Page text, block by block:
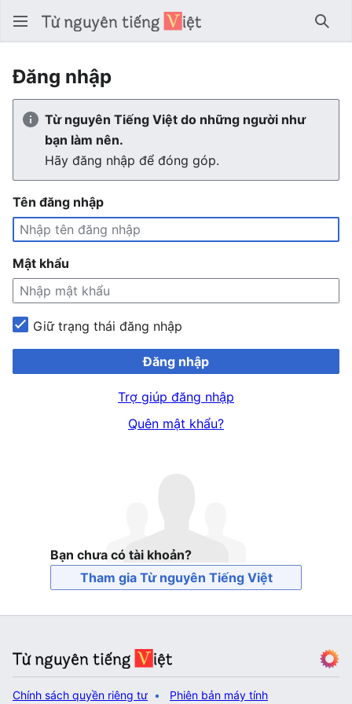
Tìm
Đăng nhập
Từ nguyên Tiếng Việt do những người như
bạn làm nên.
Hãy đăng nhập để đóng góp.
Tên đăng nhập
Mật khẩu
Giữ trạng thái đăng nhập
Đăng nhập
Trợ giúp đăng nhập
Quên mật khẩu?
Bạn chưa có tài khoản?
Tham gia Từ nguyên Tiếng Việt
Chính sách quyền riêng tư Phiên bản máy tính